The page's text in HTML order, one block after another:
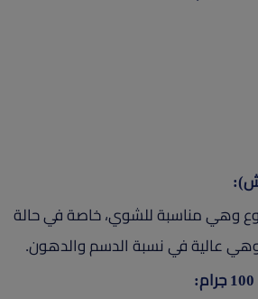
وهي مناسبة للشوي، خاصة في حالة
وهي عالية في نسبة الدسم والدهون.